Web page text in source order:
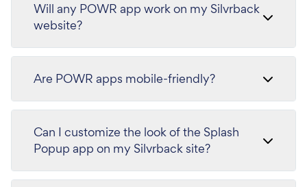
Will any POWR app work on my Silvrback
website?
Are POWR apps mobile-friendly?
Can I customize the look of the Splash
Popup app on my Silvrback site?